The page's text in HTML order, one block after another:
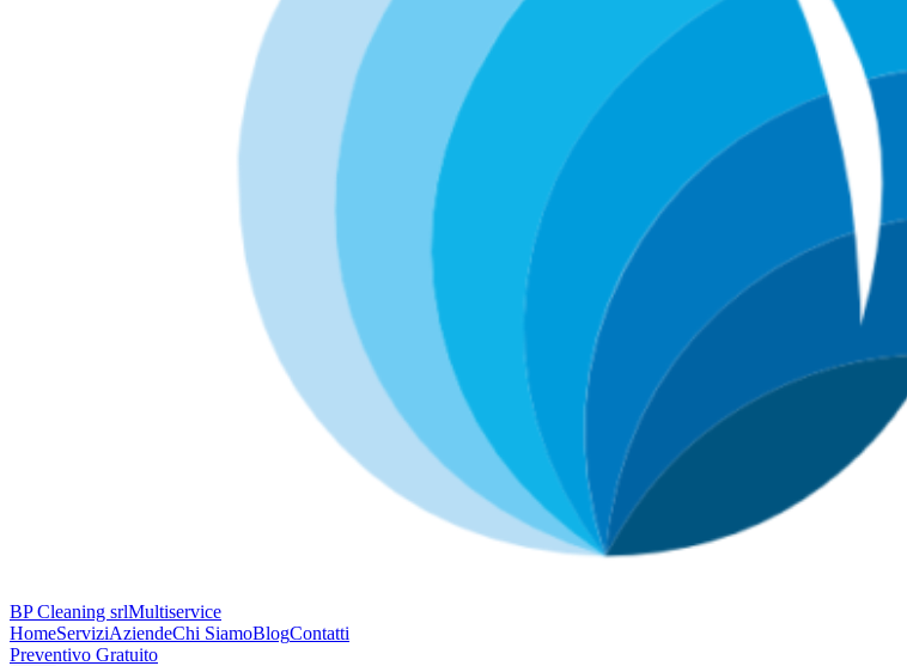
BP Cleaning srlMultiservice
HomeServiziAziendeChi SiamoBlogContatti
Preventivo Gratuito